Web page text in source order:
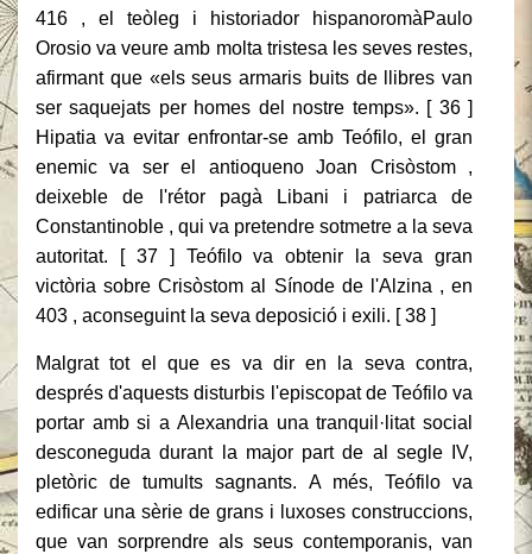
416 , el teòleg i historiador hispanoromàPaulo
Orosio va veure amb molta tristesa les seves restes,
afirmant que «els seus armaris buits de llibres van
ser saquejats per homes del nostre temps». [ 36 ]
Hipatia va evitar enfrontar-se amb Teófilo, el gran
enemic va ser el antioqueno Joan Crisòstom ,
deixeble de l'rétor pagà Libani i patriarca de
Constantinoble , qui va pretendre sotmetre a la seva
autoritat. [ 37 ] Teófilo va obtenir la seva gran
victòria sobre Crisòstom al Sínode de l'Alzina , en
403 , aconseguint la seva deposició i exili. [ 38 ]
Malgrat tot el que es va dir en la seva contra,
després d'aquests disturbis l'episcopat de Teófilo va
portar amb si a Alexandria una tranquil·litat social
desconeguda durant la major part de al segle IV,
pletòric de tumults sagnants. A més, Teófilo va
edificar una sèrie de grans i luxoses construccions,
que van sorprendre als seus contemporanis, van